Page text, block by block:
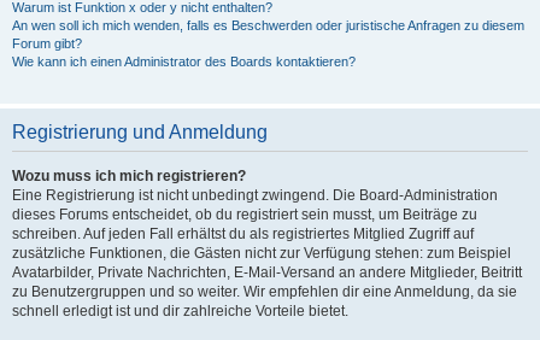
Warum ist Funktion x oder y nicht enthalten?
An wen soll ich mich wenden, falls es Beschwerden oder juristische Anfragen zu diesem
Forum gibt?
Wie kann ich einen Administrator des Boards kontaktieren?
Registrierung und Anmeldung
Wozu muss ich mich registrieren?
Eine Registrierung ist nicht unbedingt zwingend. Die Board-Administration
dieses Forums entscheidet, ob du registriert sein musst, um Beiträge zu
schreiben. Auf jeden Fall erhältst du als registriertes Mitglied Zugriff auf
zusätzliche Funktionen, die Gästen nicht zur Verfügung stehen: zum Beispiel
Avatarbilder, Private Nachrichten, E-Mail-Versand an andere Mitglieder, Beitritt
zu Benutzergruppen und so weiter. Wir empfehlen dir eine Anmeldung, da sie
schnell erledigt ist und dir zahlreiche Vorteile bietet.